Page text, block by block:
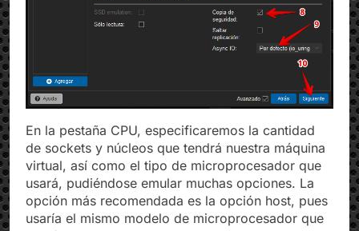
En la pestaña CPU, especificaremos la cantidad
de sockets y núcleos que tendrá nuestra máquina
virtual, así como el tipo de microprocesador que
usará, pudiéndose emular muchas opciones. La
opción más recomendada es la opción host, pues